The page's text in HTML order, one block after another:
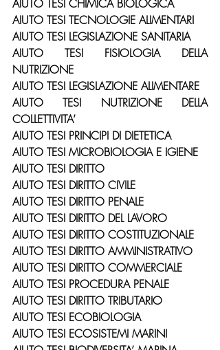
AIUTO TESI CHIMICA BIOLOGICA
AIUTO TESI TECNOLOGIE ALIMENTARI
AIUTO TESI LEGISLAZIONE SANITARIA
AIUTO TESI FISIOLOGIA DELLA
NUTRIZIONE
AIUTO TESI LEGISLAZIONE ALIMENTARE
AIUTO TESI NUTRIZIONE DELLA
COLLETTIVITA’
AIUTO TESI PRINCIPI DI DIETETICA
AIUTO TESI MICROBIOLOGIA E IGIENE
AIUTO TESI DIRITTO
AIUTO TESI DIRITTO CIVILE
AIUTO TESI DIRITTO PENALE
AIUTO TESI DIRITTO DEL LAVORO
AIUTO TESI DIRITTO COSTITUZIONALE
AIUTO TESI DIRITTO AMMINISTRATIVO
AIUTO TESI DIRITTO COMMERCIALE
AIUTO TESI PROCEDURA PENALE
AIUTO TESI DIRITTO TRIBUTARIO
AIUTO TESI ECOBIOLOGIA
AIUTO TESI ECOSISTEMI MARINI